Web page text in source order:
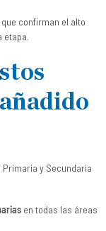
confirman el alto
etapa.
y Secundaria
en todas las áreas